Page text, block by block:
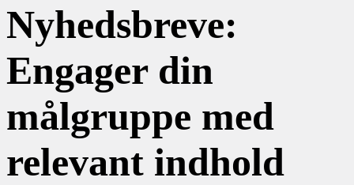
Nyhedsbreve:
Engager din
målgruppe med
relevant indhold